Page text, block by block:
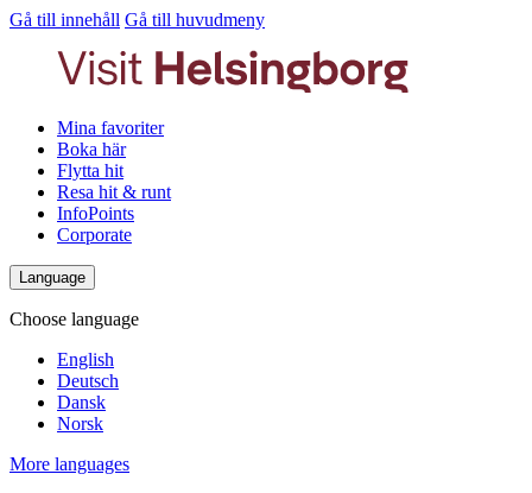
Gå till innehåll Gå till huvudmeny
Mina favoriter
Boka här
Flytta hit
Resa hit & runt
InfoPoints
Corporate
Language
Choose language
English
Deutsch
Dansk
Norsk
More languages